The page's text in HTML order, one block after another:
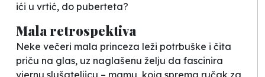
ići u vrtić, do puberteta?
Mala retrospektiva
Neke večeri mala princeza leži potrbuške i čita
priču na glas, uz naglašenu želju da fascinira